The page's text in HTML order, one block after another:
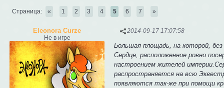
Страница: « 1 2 3 4 5 6 7 »
2014-09-17 17:07:58
Eleonora Curze
Не в игре
Большая площадь, на которой,
Сердце, расположенное ровно
настроением жителей
распространяется на всю
появляются так-же при помощи